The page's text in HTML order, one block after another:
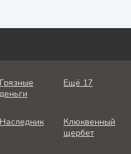
Грязные
деньги
Ещё 17
Наследник
Клюквенный
щербет